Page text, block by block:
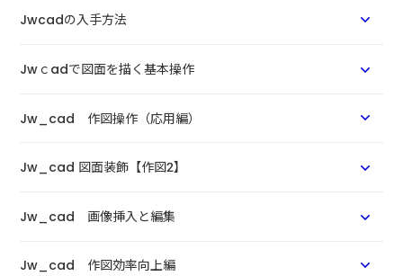
Jwcadの入手方法
Jwｃadで図面を描く基本操作
Jw_cad 作図操作（応用編）
Jw_cad 図面装飾【作図2】
Jw_cad 画像挿入と編集
Jw_cad 作図効率向上編